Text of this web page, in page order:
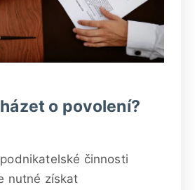
o povolení?
činnosti
nutné získat